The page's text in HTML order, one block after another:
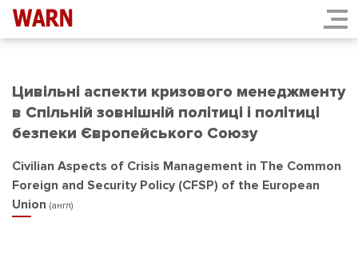
Цивільні аспекти кризового менеджменту
в Спільній зовнішній політиці і політиці
безпеки Європейського Союзу
Civilian Aspects of Crisis Management in The Common
Foreign and Security Policy (CFSP) of the European
Union (англ)